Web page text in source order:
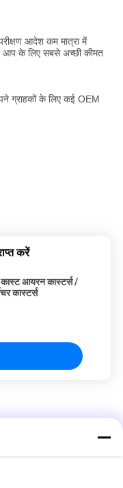
आदेश कम मात्रा में
आप के लिए सबसे अच्छी कीमत
ग्राहकों के लिए कई OEM
करें
कास्ट आयरन कास्टर्स /
कास्टर्स